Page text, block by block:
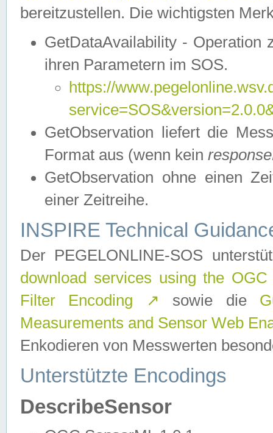
bereitzustellen. Die wichtigsten
GetDataAvailability - Operation
ihren Parametern im SOS.
https://
GetObservation liefert die
Format aus (wenn kein
GetObservation ohne einen
einer Zeitreihe.
INSPIRE Technical
Der PEGELONLINE-SOS
download services using the
Filter Encoding
↗ sowie die
Measurements and Sensor Web
Enkodieren von Messwerten
Unterstützte Encodings
DescribeSensor